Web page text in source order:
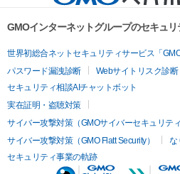
GMOインターネットグループのセキュ
世界初総合ネットセキュリティサービス「
パスワード漏洩診断
Webサイトリスク診断
セキュリティ相談AIチャットボット
実在証明・盗聴対策
サイバー攻撃対策（GMOサイバーセキュリテ
サイバー攻撃対策（GMO Flatt Security）
な
セキュリティ事業の軌跡